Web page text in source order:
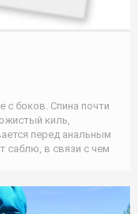
с боков. Спина почти
киль,
перед анальным
саблю, в связи с чем